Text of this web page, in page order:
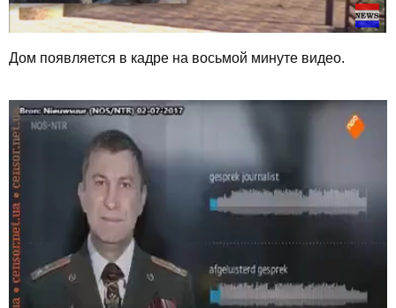
Дом появляется в кадре на восьмой минуте видео.